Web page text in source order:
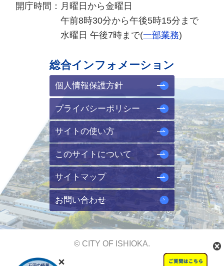
開庁時間： 月曜日から金曜日
午前8時30分から午後5時15分まで
水曜日 午後7時まで(一部業務)
総合インフォメーション
個人情報保護方針
プライバシーポリシー
サイトの使い方
このサイトについて
サイトマップ
お問い合わせ
© CITY OF ISHIOKA.